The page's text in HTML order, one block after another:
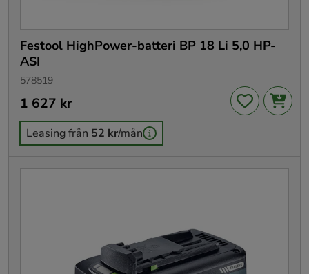
Festool HighPower-batteri BP 18 Li 5,0 HP-
ASI
578519
Pris:1 627 kr
1 627 kr
Leasing från 52 kr/mån